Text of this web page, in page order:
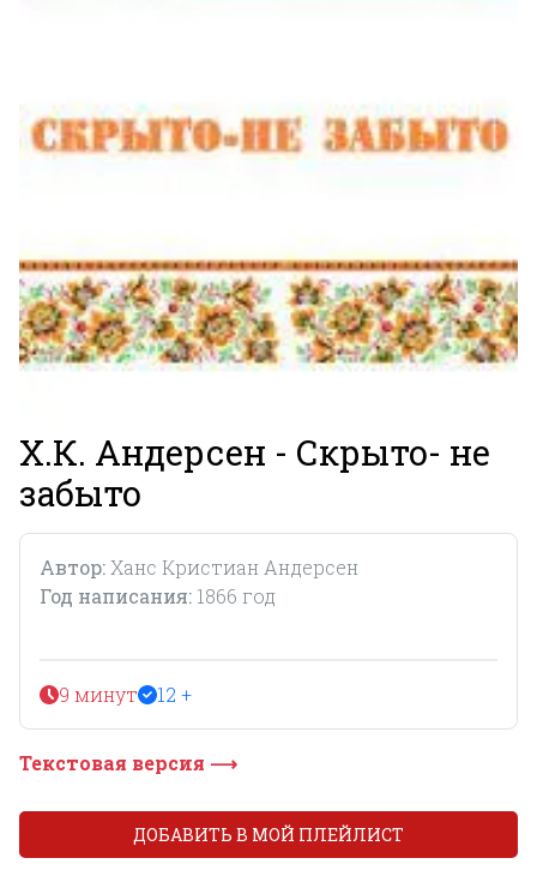
Х.К. Андерсен - Скрыто- не
забыто
Автор:Ханс Кристиан Андерсен
Год написания: 1866 год
9 минут 12 +
Текстовая версия ⟶
ДОБАВИТЬ В МОЙ ПЛЕЙЛИСТ